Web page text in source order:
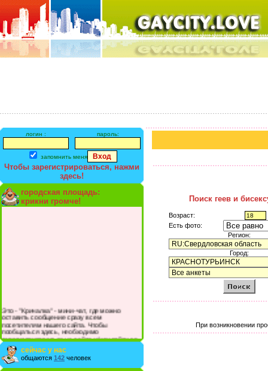
логин : пароль:
запомнить меня
Чтобы зарегистрироваться, нажми
здесь!
городская площадь:
крикни громче!
Это - "Кричалка" - мини-чат, где можно
оставить сообщение сразу всем
посетителям нашего сайта. Чтобы
пообщаться здесь, необходимо
зарегистрироваться на сайте и/или войти со
своими логином и паролем.
сейчас у нас
общаются 142 человек
Поиск геев и
Возраст:
Есть фото:
Регион:
Город:
При возникновении